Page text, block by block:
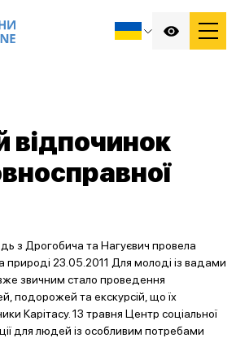
відпочинок
з Дрогобича та Нагуєвич провела
природі 23.05.2011 Для молоді із вадами
звичним стало проведення
подорожей та екскурсій, що їх
Карітасу. 13 травня Центр соціальної
для людей із особливим потребами